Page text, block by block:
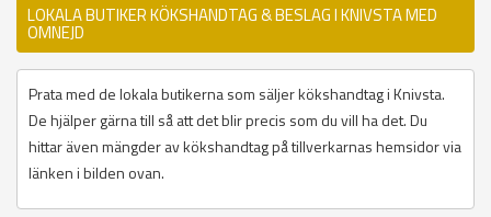
LOKALA BUTIKER KÖKSHANDTAG & BESLAG I KNIVSTA MED
OMNEJD
Prata med de lokala butikerna som säljer kökshandtag i Knivsta.
De hjälper gärna till så att det blir precis som du vill ha det. Du
hittar även mängder av kökshandtag på tillverkarnas hemsidor via
länken i bilden ovan.